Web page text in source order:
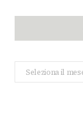
Archivio
Articoli